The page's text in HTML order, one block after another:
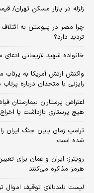
زلزله در بازار مسکن تهران/ قیمت‌ها ۲ برابر شد، خریدار
چرا مصر در پیوستن به ائتلاف
تردید دارد؟
خانواده شهید لاریجانی
واکنش ارتش آمریکا به
رایزنی با متحدان درباره
اعتراض پرستاران
هیچ پرستاری بازداشت یا
ترامپ زمان پایان جنگ ایران
شده است
هرمز مذاکره می‌کنند
لیست بلندبالای توقیف اموال